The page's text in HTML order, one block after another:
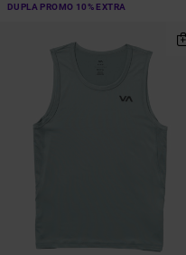
DUPLA PROMO 10% EXTRA